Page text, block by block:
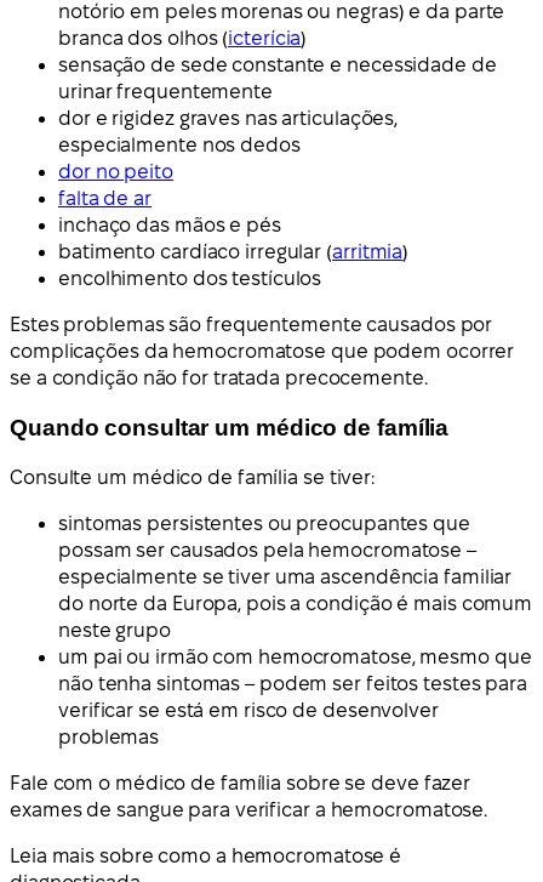
notório em peles morenas ou negras) e da parte
branca dos olhos (icterícia)
sensação de sede constante e necessidade de
urinar frequentemente
dor e rigidez graves nas articulações,
especialmente nos dedos
dor no peito
falta de ar
inchaço das mãos e pés
batimento cardíaco irregular (arritmia)
encolhimento dos testículos
Estes problemas são frequentemente causados por
complicações da hemocromatose que podem ocorrer
se a condição não for tratada precocemente.
Quando consultar um médico de família
Consulte um médico de família se tiver:
sintomas persistentes ou preocupantes que
possam ser causados pela hemocromatose –
especialmente se tiver uma ascendência familiar
do norte da Europa, pois a condição é mais comum
neste grupo
um pai ou irmão com hemocromatose, mesmo que
não tenha sintomas – podem ser feitos testes para
verificar se está em risco de desenvolver
problemas
Fale com o médico de família sobre se deve fazer
exames de sangue para verificar a hemocromatose.
Leia mais sobre como a hemocromatose é